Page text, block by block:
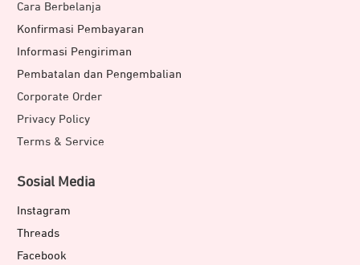
Cara Berbelanja
Konfirmasi Pembayaran
Informasi Pengiriman
Pembatalan dan Pengembalian
Corporate Order
Privacy Policy
Terms & Service
Sosial Media
Instagram
Threads
Facebook